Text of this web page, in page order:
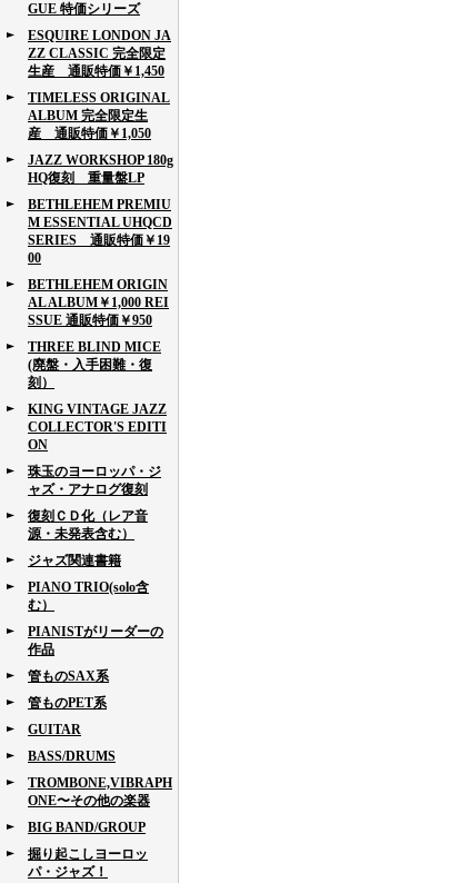
GUE 特価シリーズ
ESQUIRE LONDON JA
ZZ CLASSIC 完全限定
生産 通販特価￥1,450
TIMELESS ORIGINAL
ALBUM 完全限定生
産 通販特価￥1,050
JAZZ WORKSHOP 180g
HQ復刻 重量盤LP
BETHLEHEM PREMIU
M ESSENTIAL UHQCD
SERIES 通販特価￥19
00
BETHLEHEM ORIGIN
AL ALBUM￥1,000 REI
SSUE 通販特価￥950
THREE BLIND MICE
(廃盤・入手困難・復
刻）
KING VINTAGE JAZZ
COLLECTOR'S EDITI
ON
珠玉のヨーロッパ・ジ
ャズ・アナログ復刻
復刻ＣＤ化（レア音
源・未発表含む）
ジャズ関連書籍
PIANO TRIO(solo含
む）
PIANISTがリーダーの
作品
管ものSAX系
管ものPET系
GUITAR
BASS/DRUMS
TROMBONE,VIBRAPH
ONE〜その他の楽器
BIG BAND/GROUP
掘り起こしヨーロッ
パ・ジャズ！